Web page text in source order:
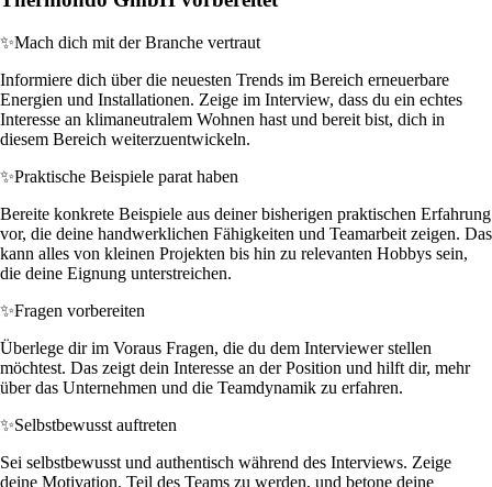
✨Mach dich mit der Branche vertraut
Informiere dich über die neuesten Trends im Bereich erneuerbare
Energien und Installationen. Zeige im Interview, dass du ein echtes
Interesse an klimaneutralem Wohnen hast und bereit bist, dich in
diesem Bereich weiterzuentwickeln.
✨Praktische Beispiele parat haben
Bereite konkrete Beispiele aus deiner bisherigen praktischen Erfahrung
vor, die deine handwerklichen Fähigkeiten und Teamarbeit zeigen. Das
kann alles von kleinen Projekten bis hin zu relevanten Hobbys sein,
die deine Eignung unterstreichen.
✨Fragen vorbereiten
Überlege dir im Voraus Fragen, die du dem Interviewer stellen
möchtest. Das zeigt dein Interesse an der Position und hilft dir, mehr
über das Unternehmen und die Teamdynamik zu erfahren.
✨Selbstbewusst auftreten
Sei selbstbewusst und authentisch während des Interviews. Zeige
deine Motivation, Teil des Teams zu werden, und betone deine